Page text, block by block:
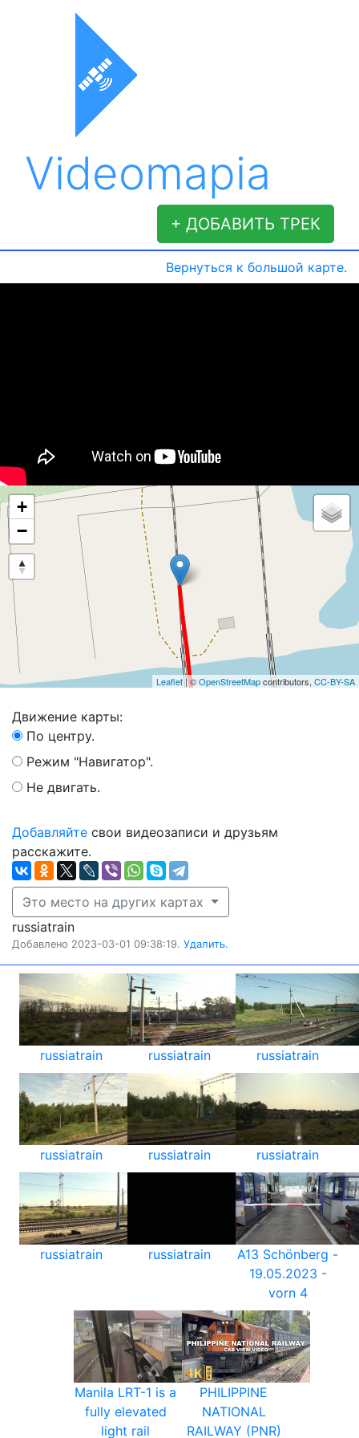
Videomapia
+ ДОБАВИТЬ ТРЕК
Вернуться к большой карте.
+
−
Leaflet| ©OpenStreetMapcontributors, CC-BY-SA
Движение карты:
По центру.
Режим "Навигатор".
Не двигать.
Добавляйте свои видеозаписи и друзьям
расскажите.
Это место на других картах
russiatrain
Добавлено 2023-03-01 09:38:19. Удалить.
russiatrain russiatrain russiatrain
russiatrain russiatrain russiatrain
russiatrain russiatrain
A13 Schönberg -
19.05.2023 -
vorn 4
Manila LRT-1 is a
fully elevated
light rail
PHILIPPINE
NATIONAL
RAILWAY (PNR)